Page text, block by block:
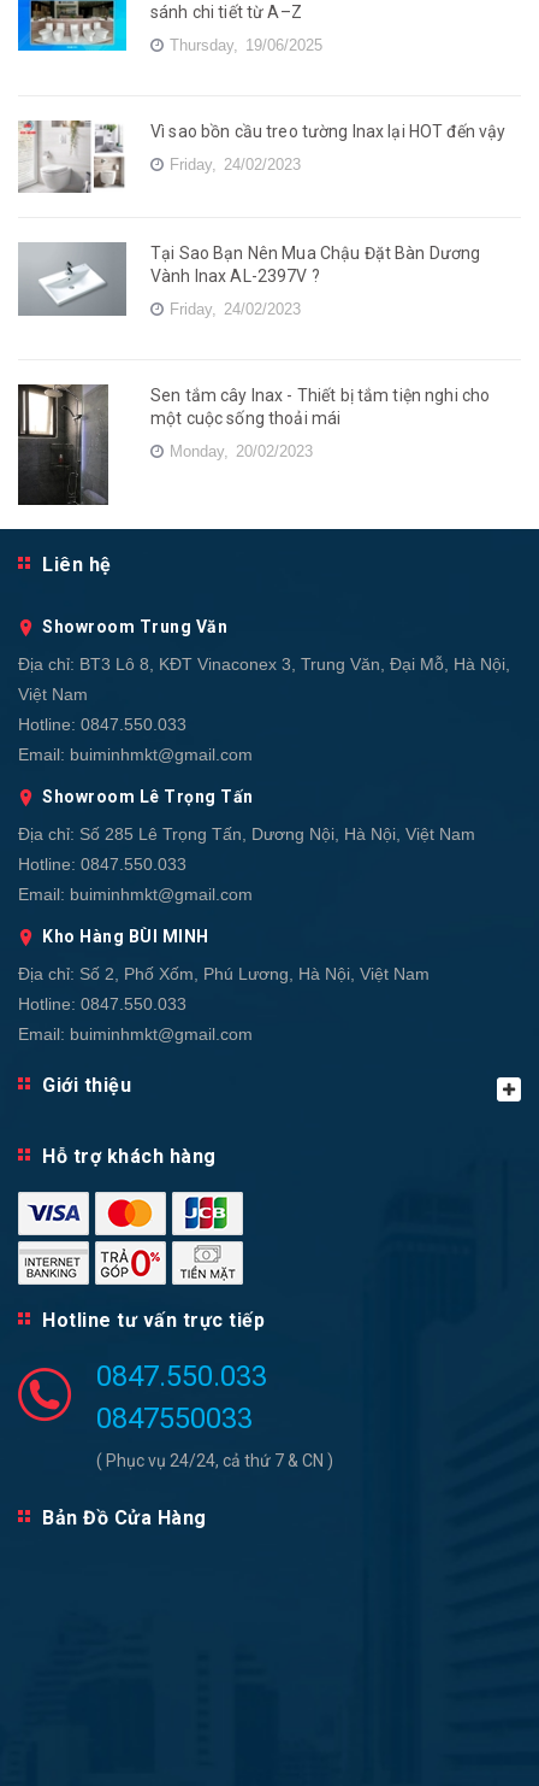
sánh chi tiết từ A–Z
Thursday, 19/06/2025
Vì sao bồn cầu treo tường Inax lại HOT đến vậy
Friday, 24/02/2023
Tại Sao Bạn Nên Mua Chậu Đặt Bàn Dương
Vành Inax AL-2397V ?
Friday, 24/02/2023
Sen tắm cây Inax - Thiết bị tắm tiện nghi cho
một cuộc sống thoải mái
Monday, 20/02/2023
Liên hệ
Showroom Trung Văn
Địa chỉ: BT3 Lô 8, KĐT Vinaconex 3, Trung Văn, Đại Mỗ, Hà Nội,
Việt Nam
Hotline: 0847.550.033
Email: buiminhmkt@gmail.com
Showroom Lê Trọng Tấn
Địa chỉ: Số 285 Lê Trọng Tấn, Dương Nội, Hà Nội, Việt Nam
Hotline: 0847.550.033
Email: buiminhmkt@gmail.com
Kho Hàng BÙI MINH
Địa chỉ: Số 2, Phố Xốm, Phú Lương, Hà Nội, Việt Nam
Hotline: 0847.550.033
Email: buiminhmkt@gmail.com
Giới thiệu
Hỗ trợ khách hàng
Hotline tư vấn trực tiếp
0847.550.033
0847550033
( Phục vụ 24/24, cả thứ 7 & CN )
Bản Đồ Cửa Hàng